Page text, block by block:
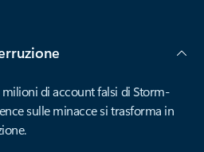
di account falsi di Storm-
sulle minacce si trasforma in